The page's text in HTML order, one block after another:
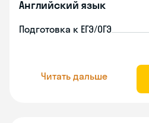
Английский язык
Подготовка к ЕГЭ/ОГЭ
Читать дальше